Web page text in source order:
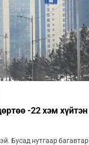
-22 хэм хүйтэн
Бусад нутгаар багавтар